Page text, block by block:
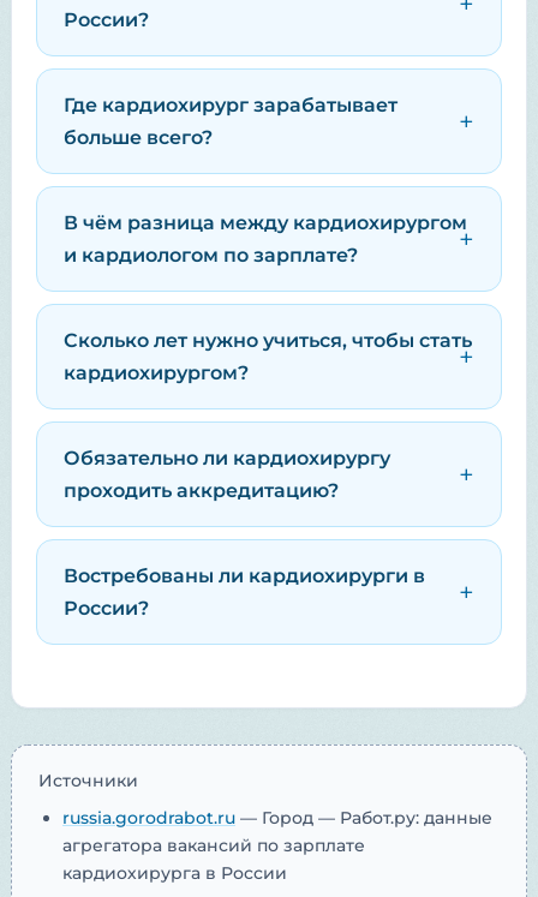
России?
Где кардиохирург зарабатывает
больше всего?
В чём разница между кардиохирургом
и кардиологом по зарплате?
Сколько лет нужно учиться, чтобы стать
кардиохирургом?
Обязательно ли кардиохирургу
проходить аккредитацию?
Востребованы ли кардиохирурги в
России?
Источники
russia.gorodrabot.ru — Город — Работ.ру: данные
агрегатора вакансий по зарплате
кардиохирурга в России